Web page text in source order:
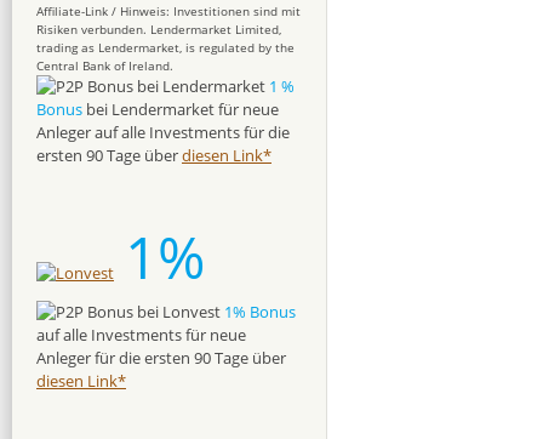
Affiliate-Link / Hinweis: Investitionen sind mit
Risiken verbunden. Lendermarket Limited,
trading as Lendermarket, is regulated by the
Central Bank of Ireland.
1 %
Bonus bei Lendermarket für neue
Anleger auf alle Investments für die
ersten 90 Tage überdiesen Link*
1%
1% Bonus
auf alle Investments für neue
Anleger für die ersten 90 Tage über
diesen Link*